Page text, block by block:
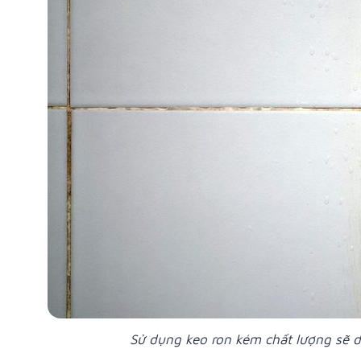
Sử dụng keo ron kém chất lượng sẽ